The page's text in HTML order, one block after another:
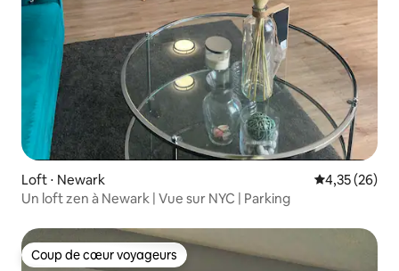
Loft ⋅ Newark Évaluation
4,35 (26)
Un loft zen à Newark | Vue sur NYC | Parking
Coup de cœur voyageurs
Coup de cœur voyageurs